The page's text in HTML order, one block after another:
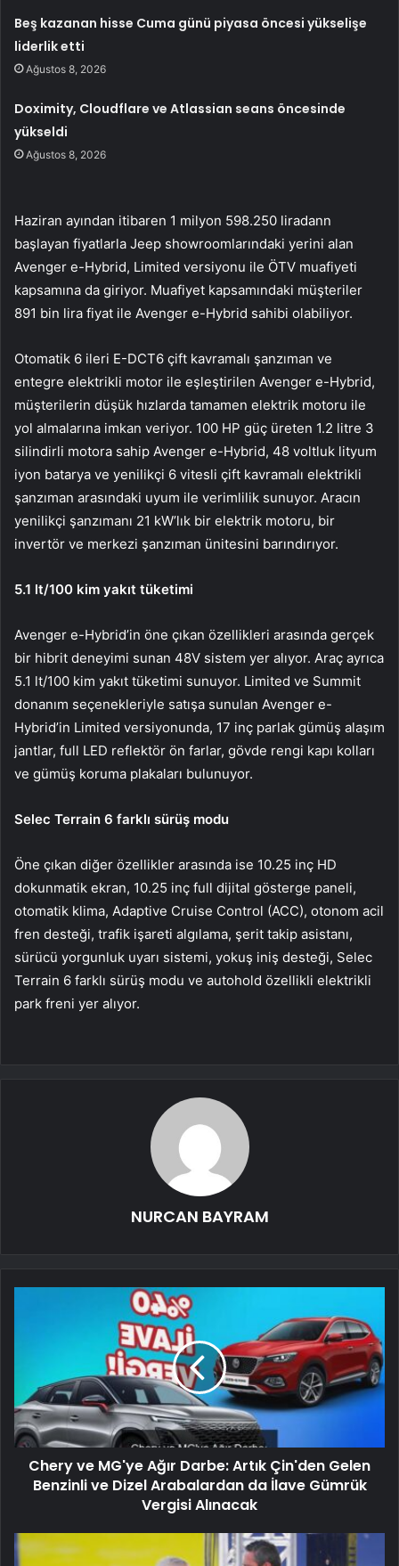
Beş kazanan hisse Cuma günü piyasa öncesi yükselişe
liderlik etti
Ağustos 8, 2026
Doximity, Cloudflare ve Atlassian seans öncesinde
yükseldi
Ağustos 8, 2026
Haziran ayından itibaren 1 milyon 598.250 liradann
başlayan fiyatlarla Jeep showroomlarındaki yerini alan
Avenger e-Hybrid, Limited versiyonu ile ÖTV muafiyeti
kapsamına da giriyor. Muafiyet kapsamındaki müşteriler
891 bin lira fiyat ile Avenger e-Hybrid sahibi olabiliyor.
Otomatik 6 ileri E-DCT6 çift kavramalı şanzıman ve
entegre elektrikli motor ile eşleştirilen Avenger e-Hybrid,
müşterilerin düşük hızlarda tamamen elektrik motoru ile
yol almalarına imkan veriyor. 100 HP güç üreten 1.2 litre 3
silindirli motora sahip Avenger e-Hybrid, 48 voltluk lityum
iyon batarya ve yenilikçi 6 vitesli çift kavramalı elektrikli
şanzıman arasındaki uyum ile verimlilik sunuyor. Aracın
yenilikçi şanzımanı 21 kW’lık bir elektrik motoru, bir
invertör ve merkezi şanzıman ünitesini barındırıyor.
5.1 lt/100 kim yakıt tüketimi
Avenger e-Hybrid’in öne çıkan özellikleri arasında gerçek
bir hibrit deneyimi sunan 48V sistem yer alıyor. Araç ayrıca
5.1 lt/100 kim yakıt tüketimi sunuyor. Limited ve Summit
donanım seçenekleriyle satışa sunulan Avenger e-
Hybrid’in Limited versiyonunda, 17 inç parlak gümüş alaşım
jantlar, full LED reflektör ön farlar, gövde rengi kapı kolları
ve gümüş koruma plakaları bulunuyor.
Selec Terrain 6 farklı sürüş modu
Öne çıkan diğer özellikler arasında ise 10.25 inç HD
dokunmatik ekran, 10.25 inç full dijital gösterge paneli,
otomatik klima, Adaptive Cruise Control (ACC), otonom acil
fren desteği, trafik işareti algılama, şerit takip asistanı,
sürücü yorgunluk uyarı sistemi, yokuş iniş desteği, Selec
Terrain 6 farklı sürüş modu ve autohold özellikli elektrikli
park freni yer alıyor.
NURCAN BAYRAM
Chery ve MG'ye Ağır Darbe: Artık Çin'den Gelen
Benzinli ve Dizel Arabalardan da İlave Gümrük
Vergisi Alınacak